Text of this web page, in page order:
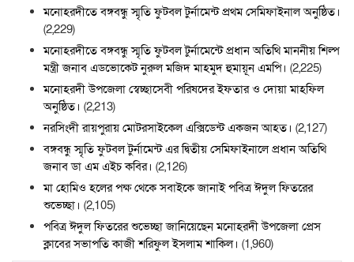
মনোহরদীতে বঙ্গবন্ধু স্মৃতি ফুটবল টুর্নামেন্ট প্রথম সেমিফাইনাল অনুষ্ঠিত।
(2,229)
মনোহরদীতে বঙ্গবন্ধু স্মৃতি ফুটবল টুর্নামেন্টে প্রধান অতিথি মাননীয় শিল্প
মন্ত্রী জনাব এডভোকেট নুরুল মজিদ মাহমুদ হুমায়ূন এমপি। (2,225)
মনোহরদী উপজেলা স্বেচ্ছাসেবী পরিষদের ইফতার ও দোয়া মাহফিল
অনুষ্ঠিত। (2,213)
নরসিংদী রায়পুরায় মোটরসাইকেল এক্সিডেন্ট একজন আহত। (2,127)
বঙ্গবন্ধু স্মৃতি ফুটবল টুর্নামেন্ট এর দ্বিতীয় সেমিফাইনালে প্রধান অতিথি
জনাব ডা এম এইচ কবির। (2,126)
মা হোমিও হলের পক্ষ থেকে সবাইকে জানাই পবিত্র ঈদুল ফিতরের
শুভেচ্ছা। (2,105)
পবিত্র ঈদুল ফিতরের শুভেচ্ছা জানিয়েছেন মনোহরদী উপজেলা প্রেস
ক্লাবের সভাপতি কাজী শরিফুল ইসলাম শাকিল। (1,960)